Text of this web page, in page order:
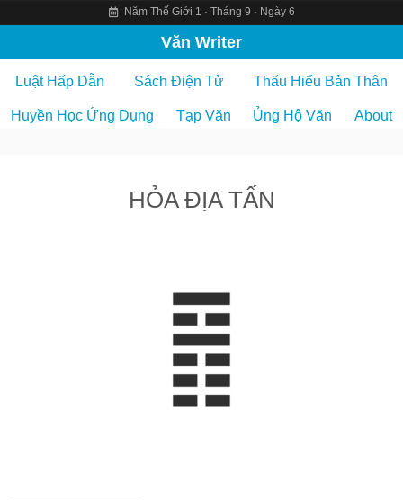
Năm Thế Giới 1 · Tháng 9 · Ngày 6
k
Văn Writer
Luật Hấp Dẫn Sách Điện Tử Thấu Hiểu Bản Thân
Huyền Học Ứng Dụng Tạp Văn Ủng Hộ Văn About
HỎA ĐỊA TẤN